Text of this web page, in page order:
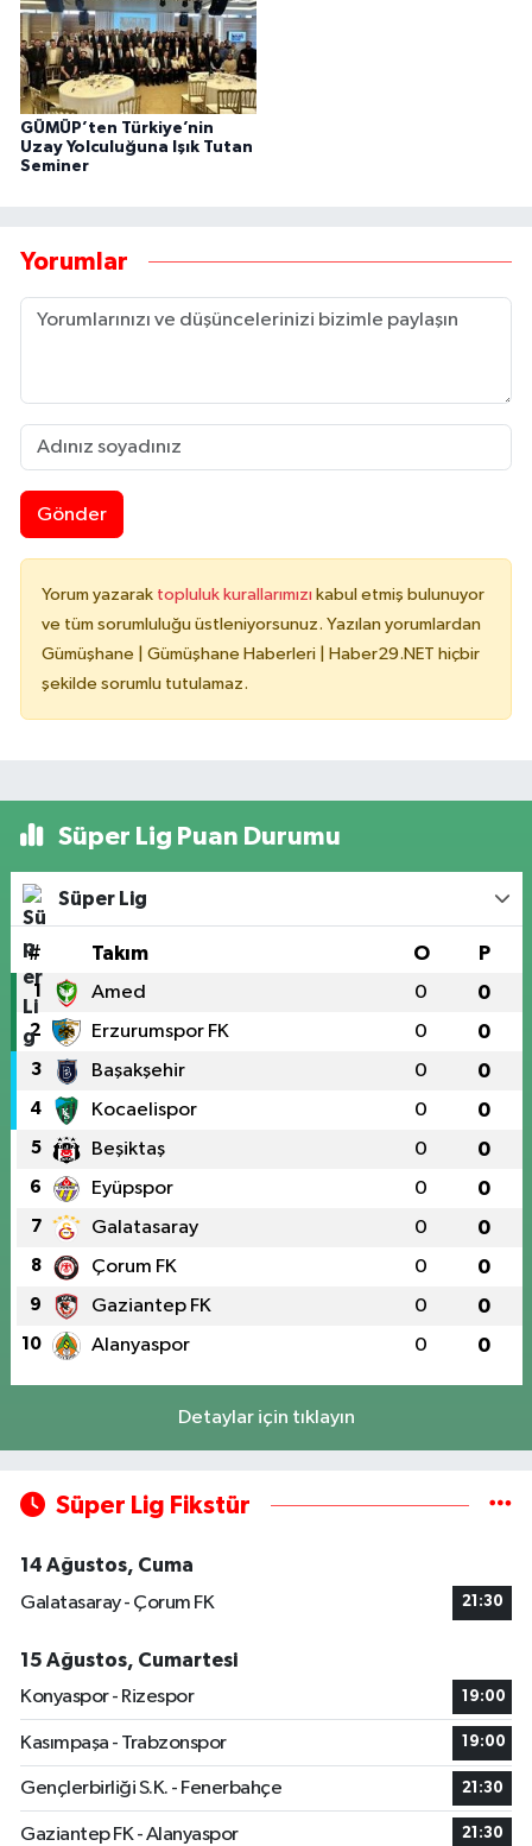
GÜMÜP’ten Türkiye’nin
Uzay Yolculuğuna Işık Tutan
Seminer
Yorumlar
Gönder
Yorum yazarak topluluk kurallarımızı kabul etmiş bulunuyor
ve tüm sorumluluğu üstleniyorsunuz. Yazılan yorumlardan
Gümüşhane | Gümüşhane Haberleri | Haber29.NET hiçbir
şekilde sorumlu tutulamaz.
Süper Lig Puan Durumu
Süper Lig
# Takım O P
1 Amed 0 0
2 Erzurumspor FK 0 0
3 Başakşehir 0 0
4 Kocaelispor 0 0
5 Beşiktaş 0 0
6 Eyüpspor 0 0
7 Galatasaray 0 0
8 Çorum FK 0 0
9 Gaziantep FK 0 0
10 Alanyaspor 0 0
Detaylar için tıklayın
Süper Lig Fikstür
14 Ağustos, Cuma
Galatasaray - Çorum FK
21:30
15 Ağustos, Cumartesi
Konyaspor - Rizespor
19:00
Kasımpaşa - Trabzonspor 19:00
Gençlerbirliği S.K. - Fenerbahçe 21:30
Gaziantep FK - Alanyaspor 21:30